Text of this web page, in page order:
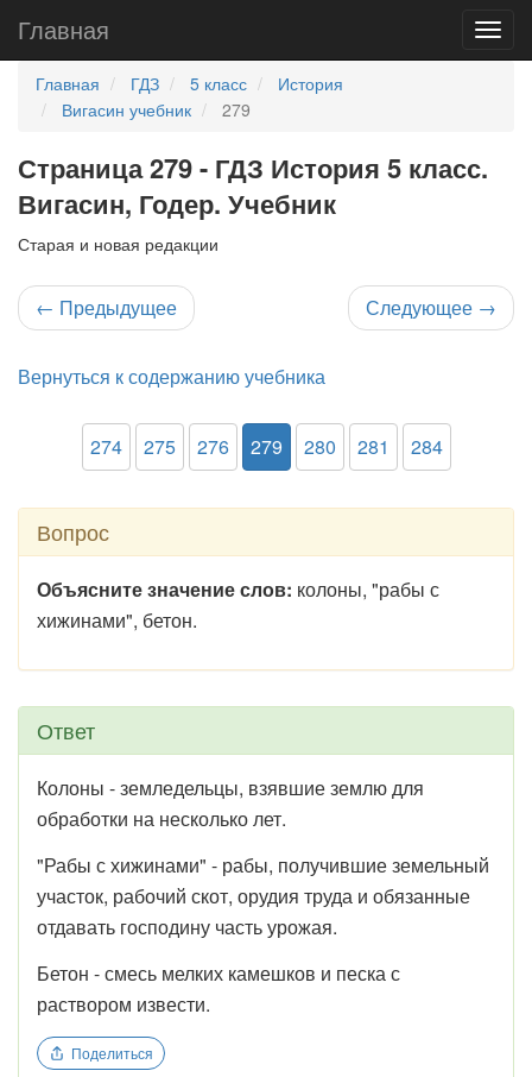
Главная
Главная ГДЗ 5 класс
История
Вигасин учебник
279
Страница 279 - ГДЗ История 5 класс.
Вигасин, Годер. Учебник
Старая и новая редакции
← Предыдущее Следующее →
Вернуться к содержанию учебника
274 275 276 279 280 281 284
Вопрос
Объясните значение слов: колоны, "рабы с
хижинами", бетон.
Ответ
Колоны - земледельцы, взявшие землю для
обработки на несколько лет.
"Рабы с хижинами" - рабы, получившие земельный
участок, рабочий скот, орудия труда и обязанные
отдавать господину часть урожая.
Бетон - смесь мелких камешков и песка с
раствором извести.
Поделиться